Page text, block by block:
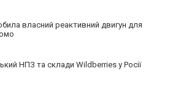
власний реактивний двигун для
НПЗ та склади Wildberries у Росії